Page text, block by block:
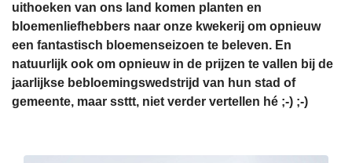
uithoeken van ons land komen planten en
bloemenliefhebbers naar onze kwekerij om opnieuw
een fantastisch bloemenseizoen te beleven. En
natuurlijk ook om opnieuw in de prijzen te vallen bij de
jaarlijkse bebloemingswedstrijd van hun stad of
gemeente, maar ssttt, niet verder vertellen hé ;-) ;-)